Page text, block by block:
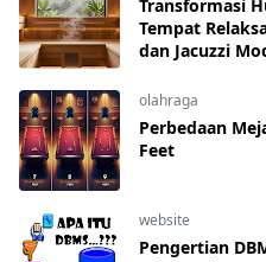
Transformasi
Tempat
dan Jacuzzi
olahraga
Perbedaan
Feet
website
Pengertian